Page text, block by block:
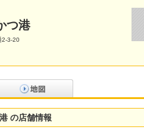
つ港
2-3-20
の店舗情報